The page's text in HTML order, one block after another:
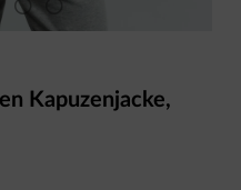
Kapuzenjacke,